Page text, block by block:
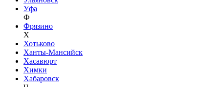
Уфа
Ф
Фрязино
Х
Хотьково
Ханты-Мансийск
Хасавюрт
Химки
Хабаровск